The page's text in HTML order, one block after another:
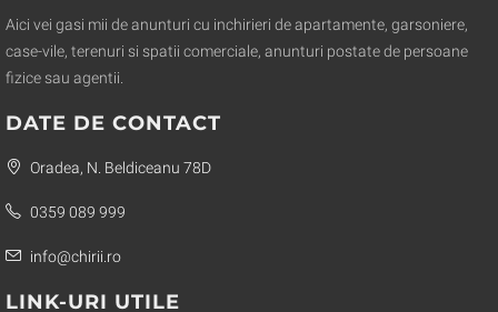
Aici vei gasi mii de anunturi cu inchirieri de apartamente, garsoniere,
case-vile, terenuri si spatii comerciale, anunturi postate de persoane
fizice sau agentii.
DATE DE CONTACT
Oradea, N. Beldiceanu 78D
0359 089 999
info@chirii.ro
LINK-URI UTILE